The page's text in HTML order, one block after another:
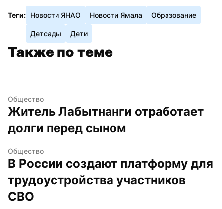
Теги: Новости ЯНАО Новости Ямала Образование
Детсады Дети
Также по теме
Общество
Житель Лабытнанги отработает
долги перед сыном
Общество
В России создают платформу для
трудоустройства участников
СВО